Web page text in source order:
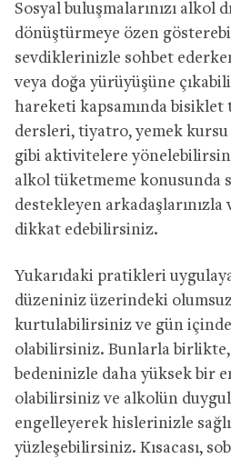
Sosyal buluşmalarınızı alkol
dönüştürmeye özen
sevdiklerinizle sohbet
veya doğa yürüyüşüne
hareketi kapsamında bisiklet
dersleri, tiyatro, yemek kursu
gibi aktivitelere
alkol tüketmeme konusunda
destekleyen
dikkat edebilirsiniz.
Yukarıdaki pratikleri
düzeniniz üzerindeki
kurtulabilirsiniz ve gün
olabilirsiniz. Bunlarla birlikte,
bedeninizle daha yüksek bir
olabilirsiniz ve alkolün
engelleyerek hislerinizle
yüzleşebilirsiniz. Kısacası,